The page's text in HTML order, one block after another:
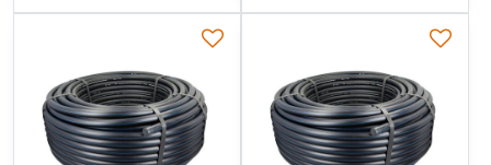
životnosť a spoľahlivosť v rôznych
poľnohospodárske zavlažovacie
systémy. Ľahko sa inštaluje a
spoľahlivo funguje v náročných